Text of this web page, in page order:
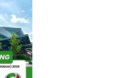
Terkini
diatas hendaklah
Permohonan Online
melalui pautan yang telah